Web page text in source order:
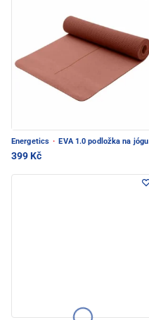
Energetics · EVA 1.0 podložka na jógu
399 Kč